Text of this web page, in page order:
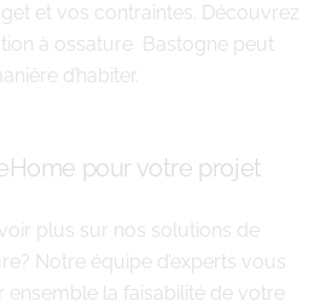
et vos contraintes. Découvrez
à ossature Bastogne peut
d’habiter.
pour votre projet
plus sur nos solutions de
Notre équipe d’experts vous
la faisabilité de votre